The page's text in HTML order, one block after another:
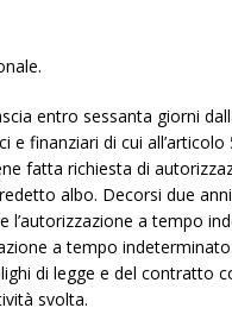
entro sessanta giorni
finanziari di cui all’articolo
fatta richiesta di
albo. Decorsi due
a tempo
a tempo
di legge e del contratto
svolta.